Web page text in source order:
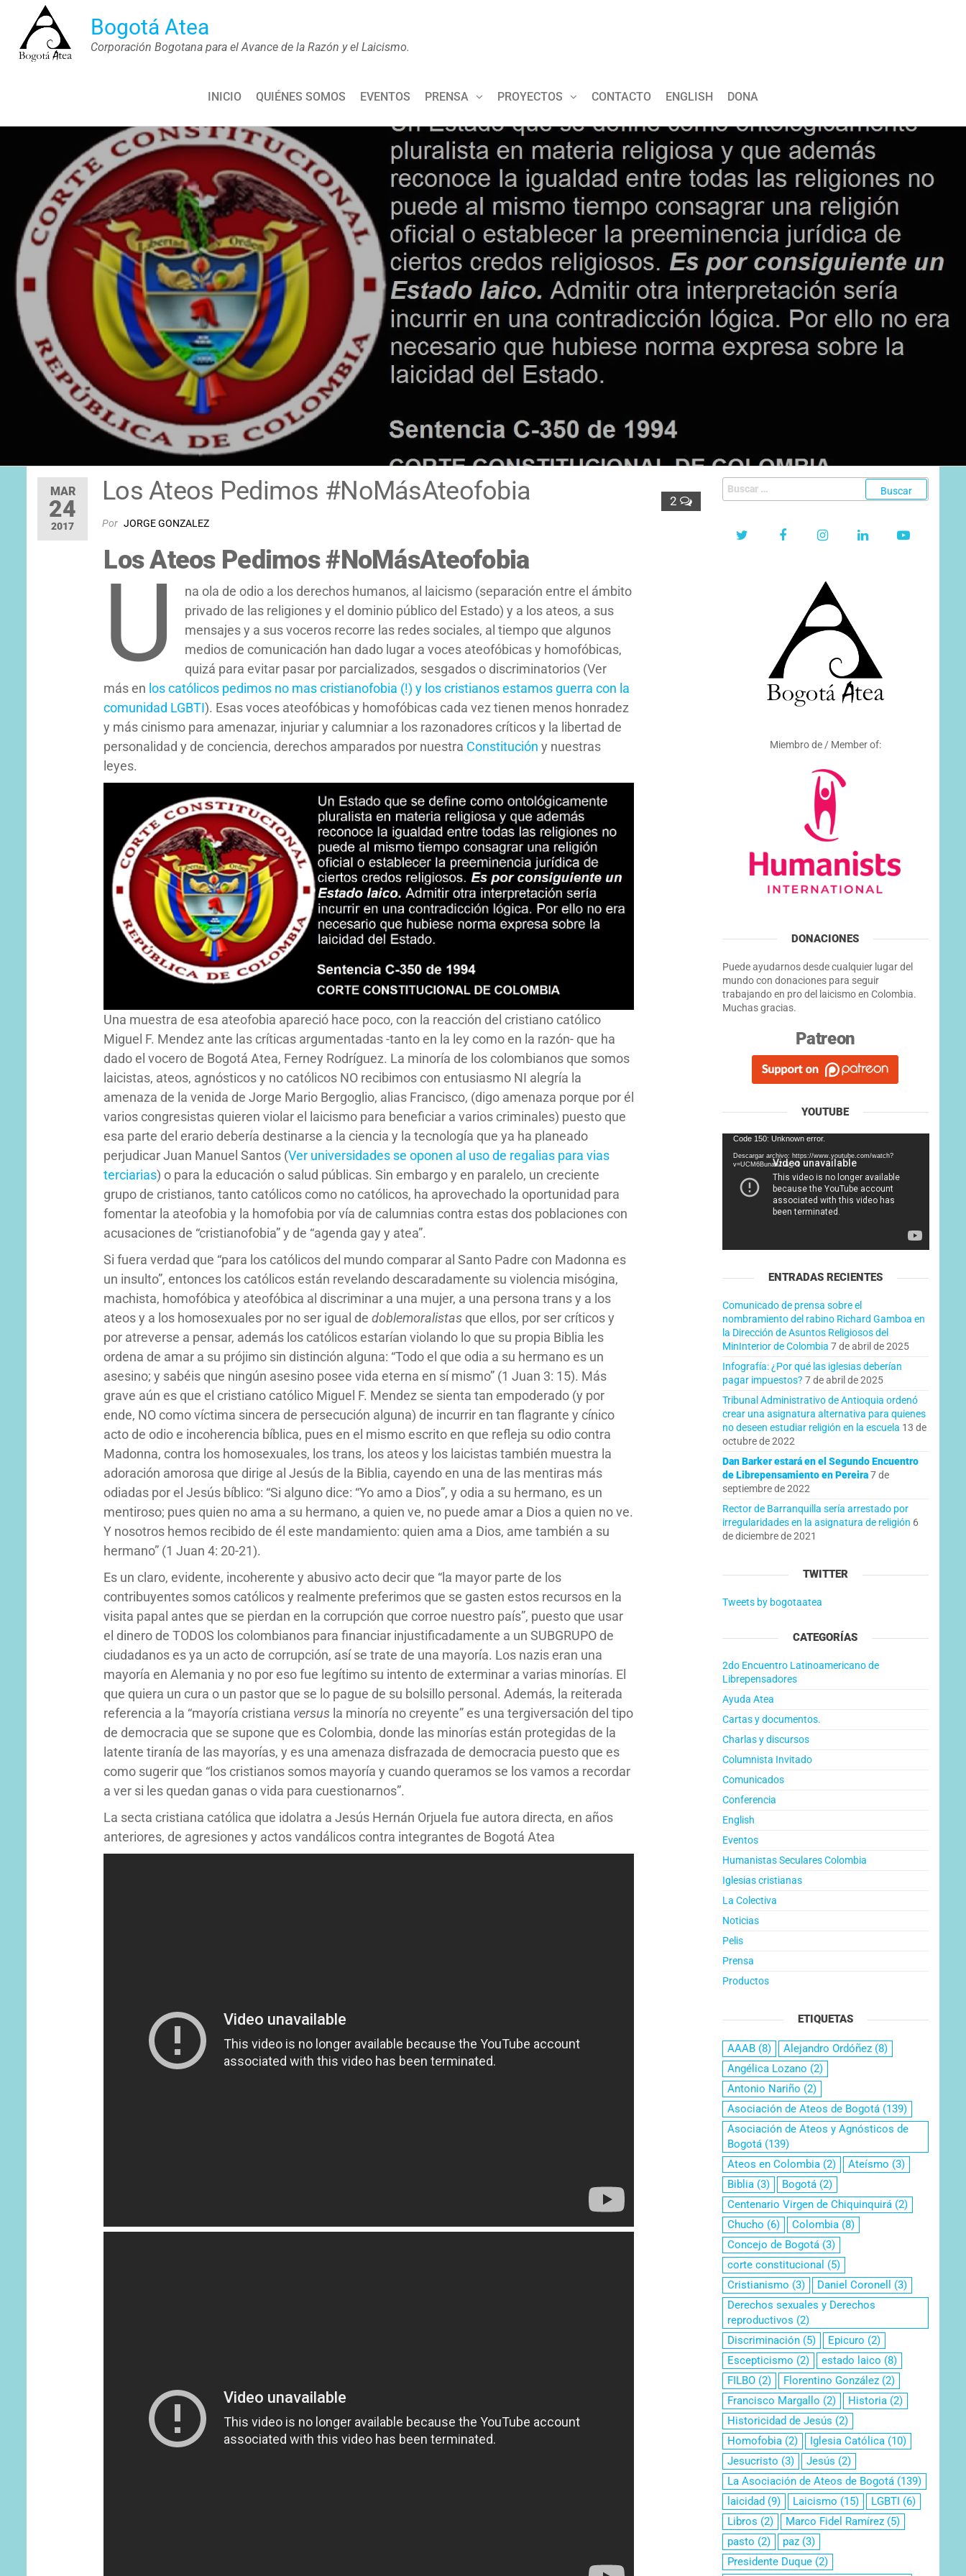
contenido
Bogotá Atea
Corporación Bogotana para el Avance de la Razón y el Laicismo.
INICIO QUIÉNES SOMOS EVENTOS PRENSA PROYECTOS CONTACTO ENGLISH DONA
MAR
24
2017
2
Los Ateos Pedimos #NoMásAteofobia
Por JORGE GONZALEZ
Los Ateos Pedimos #NoMásAteofobia
U
na ola de odio a los derechos humanos, al laicismo (separación entre el ámbito
privado de las religiones y el dominio público del Estado) y a los ateos, a sus
mensajes y a sus voceros recorre las redes sociales, al tiempo que algunos
medios de comunicación han dado lugar a voces ateofóbicas y homofóbicas,
quizá para evitar pasar por parcializados, sesgados o discriminatorios (Ver
más en los católicos pedimos no mas cristianofobia (!) y los cristianos estamos guerra con la
comunidad LGBTI). Esas voces ateofóbicas y homofóbicas cada vez tienen menos honradez
y más cinismo para amenazar, injuriar y calumniar a los razonadores críticos y la libertad de
personalidad y de conciencia, derechos amparados por nuestra Constitucióny nuestras
leyes.
Una muestra de esa ateofobia apareció hace poco, con la reacción del cristiano católico
Miguel F. Mendez ante las críticas argumentadas -tanto en la ley como en la razón- que ha
dado el vocero de Bogotá Atea, Ferney Rodríguez. La minoría de los colombianos que somos
laicistas, ateos, agnósticos y no católicos NO recibimos con entusiasmo NI alegría la
amenaza de la venida de Jorge Mario Bergoglio, alias Francisco, (digo amenaza porque por él
varios congresistas quieren violar el laicismo para beneficiar a varios criminales) puesto que
esa parte del erario debería destinarse a la ciencia y la tecnología que ya ha planeado
perjudicar Juan Manuel Santos (Ver universidades se oponen al uso de regalias para vias
terciarias) o para la educación o salud públicas. Sin embargo y en paralelo, un creciente
grupo de cristianos, tanto católicos como no católicos, ha aprovechado la oportunidad para
fomentar la ateofobia y la homofobia por vía de calumnias contra estas dos poblaciones con
acusaciones de “cristianofobia” y de “agenda gay y atea”.
Si fuera verdad que “para los católicos del mundo comparar al Santo Padre con Madonna es
un insulto”, entonces los católicos están revelando descaradamente su violencia misógina,
machista, homofóbica y ateofóbica al discriminar a una mujer, a una persona trans y a los
ateos y a los homosexuales por no ser igual dedoblemoralistas que ellos, por ser críticos y
por atreverse a pensar, además los católicos estarían violando lo que su propia Biblia les
ordena de amar a su prójimo sin distinción alguna: “Todo el que odia a su hermano es un
asesino; y sabéis que ningún asesino posee vida eterna en sí mismo” (1 Juan 3: 15). Más
grave aún es que el cristiano católico Miguel F. Mendez se sienta tan empoderado (y por
ende, NO como víctima sincera de persecución alguna) de incurrir en tan flagrante y cínico
acto de odio e incoherencia bíblica, pues en el mismo escrito en que refleja su odio contra
Madonna, contra los homosexuales, los trans, los ateos y los laicistas también muestra la
adoración amorosa que dirige al Jesús de la Biblia, cayendo en una de las mentiras más
odiadas por el Jesús bíblico: “Si alguno dice: “Yo amo a Dios”, y odia a su hermano, es un
mentiroso; pues quien no ama a su hermano, a quien ve, no puede amar a Dios a quien no ve.
Y nosotros hemos recibido de él este mandamiento: quien ama a Dios, ame también a su
hermano” (1 Juan 4: 20-21).
Es un claro, evidente, incoherente y abusivo acto decir que “la mayor parte de los
contribuyentes somos católicos y realmente preferimos que se gasten estos recursos en la
visita papal antes que se pierdan en la corrupción que corroe nuestro país”, puesto que usar
el dinero de TODOS los colombianos para financiar injustificadamente a un SUBGRUPO de
ciudadanos es ya un acto de corrupción, así se trate de una mayoría. Los nazis eran una
mayoría en Alemania y no por eso fue legítimo su intento de exterminar a varias minorías. El
que quiera un cura o un pastor que se lo pague de su bolsillo personal. Además, la reiterada
referencia a la “mayoría cristiana versus la minoría no creyente” es una tergiversación del tipo
de democracia que se supone que es Colombia, donde las minorías están protegidas de la
latente tiranía de las mayorías, y es una amenaza disfrazada de democracia puesto que es
como sugerir que “los cristianos somos mayoría y cuando queramos se los vamos a recordar
a ver si les quedan ganas o vida para cuestionarnos”.
La secta cristiana católica que idolatra a Jesús Hernán Orjuela fue autora directa, en años
anteriores, de agresiones y actos vandálicos contra integrantes de Bogotá Atea
Buscar:
Miembro de / Member of:
DONACIONES
Puede ayudarnos desde cualquier lugar del
mundo con donaciones para seguir
trabajando en pro del laicismo en Colombia.
Muchas gracias.
Patreon
YOUTUBE
Reproductor
vídeo
Code 150: Unknown error.
Descargar archivo: https://www.youtube.com/watch?
v=UCM6BunahZI&_=1
ENTRADAS RECIENTES
Comunicado de prensa sobre el
nombramiento del rabino Richard Gamboa en
la Dirección de Asuntos Religiosos del
MinInterior de Colombia 7 de abril de 2025
Infografía: ¿Por qué las iglesias deberían
pagar impuestos? 7 de abril de 2025
Tribunal Administrativo de Antioquia ordenó
crear una asignatura alternativa para quienes
no deseen estudiar religión en la escuela 13 de
octubre de 2022
Dan Barker estará en el Segundo Encuentro
de Librepensamiento en Pereira 7 de
septiembre de 2022
Rector de Barranquilla sería arrestado por
irregularidades en la asignatura de religión 6
de diciembre de 2021
TWITTER
Tweets by bogotaatea
CATEGORÍAS
2do Encuentro Latinoamericano de
Librepensadores
Ayuda Atea
Cartas y documentos.
Charlas y discursos
Columnista Invitado
Comunicados
Conferencia
English
Eventos
Humanistas Seculares Colombia
Iglesias cristianas
La Colectiva
Noticias
Pelis
Prensa
Productos
ETIQUETAS
AAAB(8) Alejandro Ordóñez(8)
Angélica Lozano (2)
Antonio Nariño (2)
Asociación de Ateos de Bogotá(139)
Asociación de Ateos y Agnósticos de
Bogotá(139)
Ateos en Colombia(2) Ateísmo (3)
Biblia(3) Bogotá(2)
Centenario Virgen de Chiquinquirá(2)
Chucho (6) Colombia(8)
Concejo de Bogotá(3)
corte constitucional (5)
Cristianismo (3) Daniel Coronell
(3)
Derechos sexuales y Derechos
reproductivos (2)
Discriminación(5) Epicuro (2)
Escepticismo (2) estado laico (8)
FILBO(2) Florentino González(2)
Francisco Margallo (2) Historia(2)
Historicidad de Jesús (2)
Homofobia(2) Iglesia Católica(10)
Jesucristo (3) Jesús (2)
La Asociación de Ateos de Bogotá(139)
laicidad (9) Laicismo (15) LGBTI (6)
Libros (2) Marco Fidel Ramírez(5)
pasto (2) paz(3)
Presidente Duque(2)